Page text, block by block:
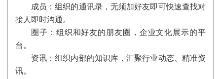
成员：组织的通讯录，无须加好友即可快速查找对
接人即时沟通。
圈子：组织和好友的朋友圈，企业文化展示的平
台。
资讯：组织内部的知识库，汇聚行业动态、精准资
讯。